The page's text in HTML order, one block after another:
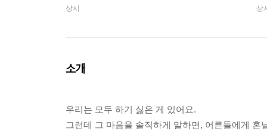
상시 상
소개
우리는 모두 하기 싫은 게 있어요.
그런데 그 마음을 솔직하게 말하면, 어른들에게 혼